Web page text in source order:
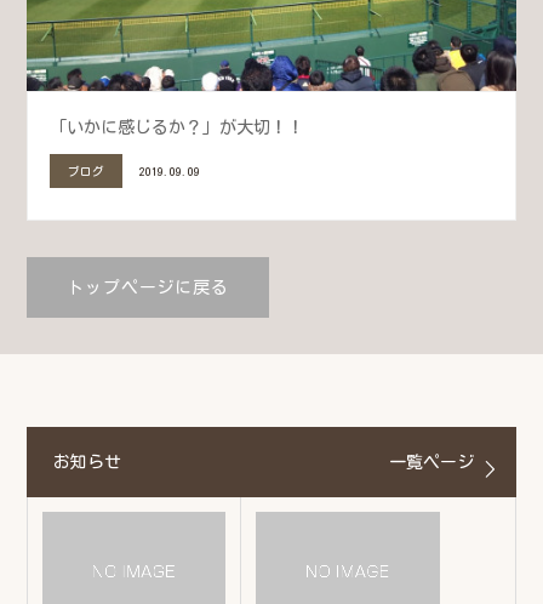
「いかに感じるか？」が大切！！
ブログ 2019.09.09
トップページに戻る
お知らせ 一覧ページ